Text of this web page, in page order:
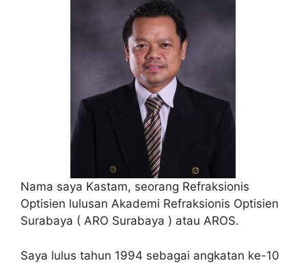
Nama saya Kastam, seorang Refraksionis
Optisien lulusan Akademi Refraksionis Optisien
Surabaya ( ARO Surabaya ) atau AROS.
Saya lulus tahun 1994 sebagai angkatan ke-10